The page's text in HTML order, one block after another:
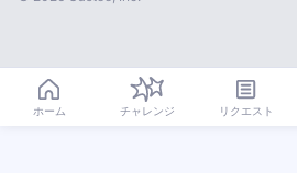
ホーム チャレンジ リクエスト